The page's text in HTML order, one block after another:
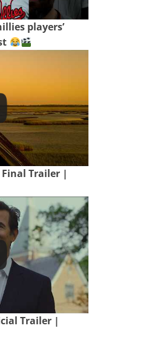
players’
Trailer |
Trailer |